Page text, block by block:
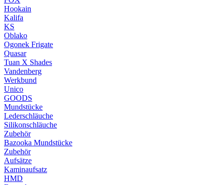
Hookain
Kalifa
KS
Oblako
Ogonek Frigate
Quasar
Tuan X Shades
Vandenberg
Werkbund
Unico
GOODS
Mundstücke
Lederschläuche
Silikonschläuche
Zubehör
Bazooka Mundstücke
Zubehör
Aufsätze
Kaminaufsatz
HMD